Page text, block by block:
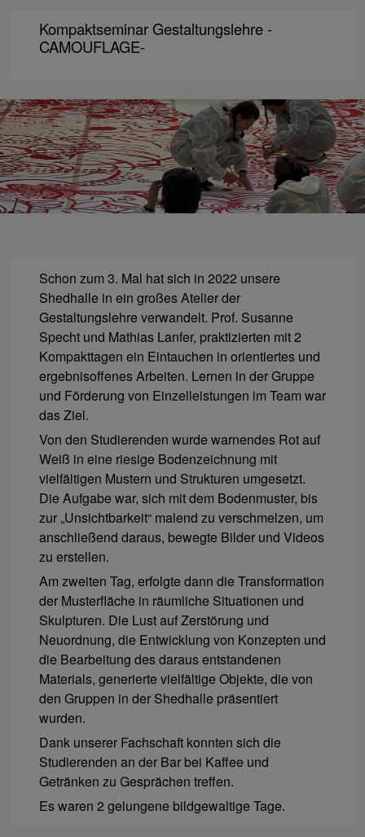
Kompaktseminar Gestaltungslehre -
CAMOUFLAGE-
Schon zum 3. Mal hat sich in 2022 unsere
Shedhalle in ein großes Atelier der
Gestaltungslehre verwandelt. Prof. Susanne
Specht und Mathias Lanfer, praktizierten mit 2
Kompakttagen ein Eintauchen in orientiertes und
ergebnisoffenes Arbeiten. Lernen in der Gruppe
und Förderung von Einzelleistungen im Team war
das Ziel.
Von den Studierenden wurde warnendes Rot auf
Weiß in eine riesige Bodenzeichnung mit
vielfältigen Mustern und Strukturen umgesetzt.
Die Aufgabe war, sich mit dem Bodenmuster, bis
zur „Unsichtbarkeit“ malend zu verschmelzen, um
anschließend daraus, bewegte Bilder und Videos
zu erstellen.
Am zweiten Tag, erfolgte dann die Transformation
der Musterfläche in räumliche Situationen und
Skulpturen. Die Lust auf Zerstörung und
Neuordnung, die Entwicklung von Konzepten und
die Bearbeitung des daraus entstandenen
Materials, generierte vielfältige Objekte, die von
den Gruppen in der Shedhalle präsentiert
wurden.
Dank unserer Fachschaft konnten sich die
Studierenden an der Bar bei Kaffee und
Getränken zu Gesprächen treffen.
Es waren 2 gelungene bildgewaltige Tage.